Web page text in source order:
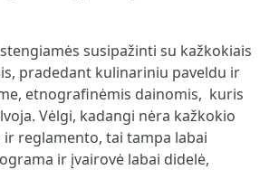
susipažinti su kažkokiais
pradedant kulinariniu paveldu ir
etnografinėmis dainomis, kuris
Vėlgi, kadangi nėra kažkokio
reglamento, tai tampa labai
ir įvairovė labai didelė,